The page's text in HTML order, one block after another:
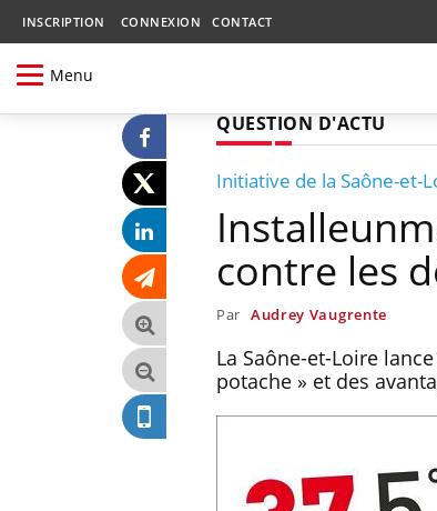
INSCRIPTION CONNEXION CONTACT
Menu
QUESTION D'ACTU
Initiative de la Saône-et-
contre les
Par Audrey Vaugrente
La Saône-et-Loire
potache » et des